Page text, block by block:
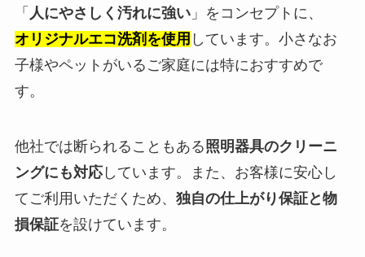
「 人にやさしく汚れに強い」をコンセプトに、
オリジナルエコ洗剤を使用 しています。小さなお
子様やペットがいるご家庭には特におすすめで
す。
他社では断られることもある照明器具のクリーニ
ングにも対応しています。また、お客様に安心し
てご利用いただくため、 独自の仕上がり保証と物
損保証を設けています。